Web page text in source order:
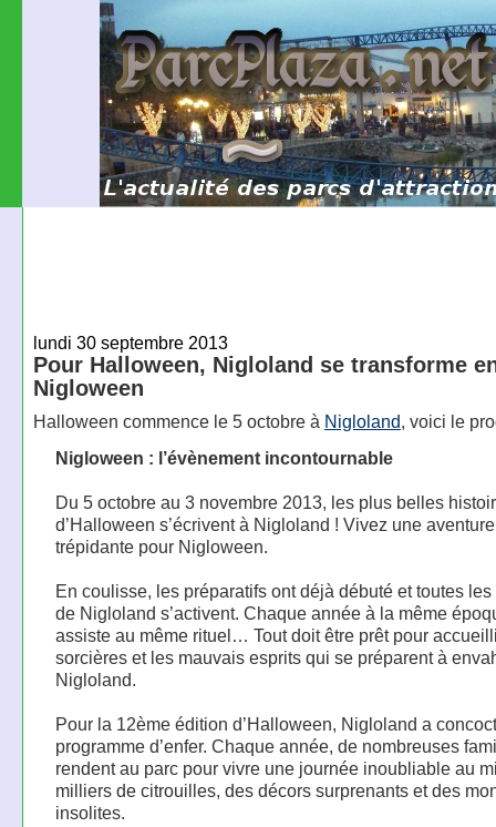
lundi 30 septembre 2013
Pour Halloween, Nigloland se transforme
Nigloween
Halloween commence le 5 octobre à Nigloland, voici le
Nigloween : l’évènement incontournable
Du 5 octobre au 3 novembre 2013, les plus belles
d’Halloween s’écrivent à Nigloland ! Vivez une aventure
trépidante pour Nigloween.
En coulisse, les préparatifs ont déjà débuté et toutes
de Nigloland s’activent. Chaque année à la même
assiste au même rituel… Tout doit être prêt pour
sorcières et les mauvais esprits qui se préparent à
Nigloland.
Pour la 12ème édition d’Halloween, Nigloland a
programme d’enfer. Chaque année, de nombreuses
rendent au parc pour vivre une journée inoubliable au
milliers de citrouilles, des décors surprenants et des
insolites.